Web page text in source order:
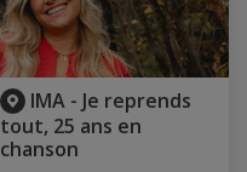
IMA - Je reprends
tout, 25 ans en
chanson